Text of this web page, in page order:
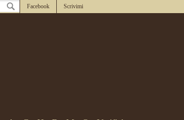
Facebook Scrivimi